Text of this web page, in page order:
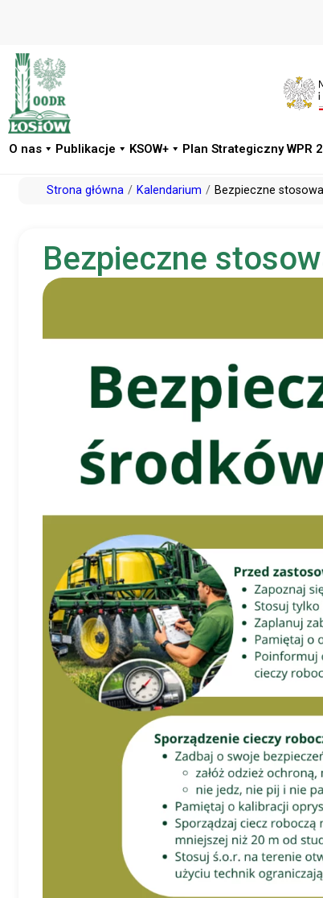
Przejdź
O nas Publikacje KSOW+ Plan Strategiczny WPR
Strona główna Kalendarium Bezpieczne
Bezpieczne